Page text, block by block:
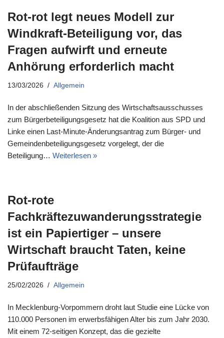
Rot-rot legt neues Modell zur
Windkraft-Beteiligung vor, das
Fragen aufwirft und erneute
Anhörung erforderlich macht
13/03/2026 Allgemein
In der abschließenden Sitzung des Wirtschaftsausschusses
zum Bürgerbeteiligungsgesetz hat die Koalition aus SPD und
Linke einen Last-Minute-Änderungsantrag zum Bürger- und
Gemeindenbeteiligungsgesetz vorgelegt, der die
Beteiligung… Weiterlesen »
Rot-rote
Fachkräftezuwanderungsstrategie
ist ein Papiertiger – unsere
Wirtschaft braucht Taten, keine
Prüfaufträge
25/02/2026 Allgemein
In Mecklenburg-Vorpommern droht laut Studie eine Lücke von
110.000 Personen im erwerbsfähigen Alter bis zum Jahr 2030.
Mit einem 72-seitigen Konzept, das die gezielte